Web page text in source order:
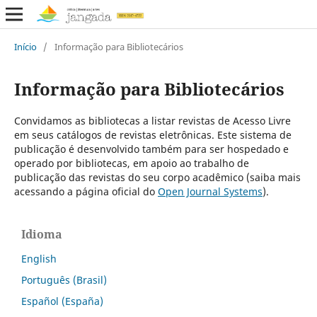
Início / Informação para Bibliotecários
Informação para Bibliotecários
Convidamos as bibliotecas a listar revistas de Acesso Livre
em seus catálogos de revistas eletrônicas. Este sistema de
publicação é desenvolvido também para ser hospedado e
operado por bibliotecas, em apoio ao trabalho de
publicação das revistas do seu corpo acadêmico (saiba mais
acessando a página oficial do Open Journal Systems).
Idioma
English
Português (Brasil)
Español (España)